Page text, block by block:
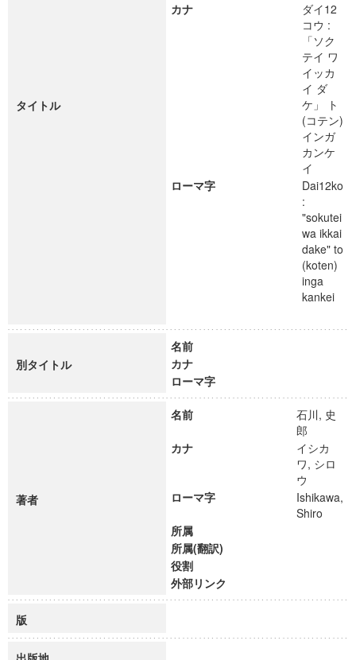
タイトル
カナ
ダイ12
コウ :
「ソク
テイ ワ
イッカ
イ ダ
ケ」 ト
(コテン)
インガ
カンケ
イ
ローマ字
Dai12ko
:
"sokutei
wa ikkai
dake" to
(koten)
inga
kankei
別タイトル
名前
カナ
ローマ字
著者
名前
石川, 史
郎
カナ
イシカ
ワ, シロ
ウ
ローマ字
Ishikawa,
Shiro
所属
所属(翻訳)
役割
外部リンク
版